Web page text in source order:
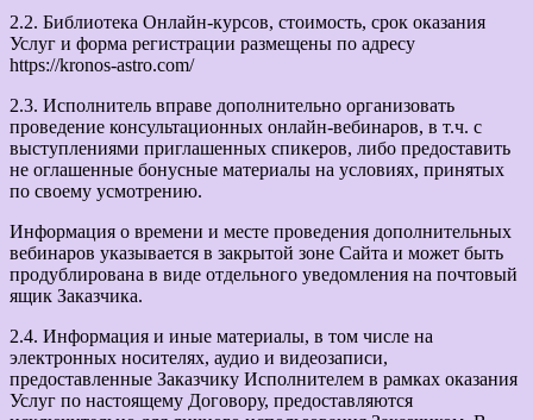
2.2. Библиотека Онлайн-курсов, стоимость, срок оказания
Услуг и форма регистрации размещены по адресу
https://kronos-astro.com/
2.3. Исполнитель вправе дополнительно организовать
проведение консультационных онлайн-вебинаров, в т.ч. с
выступлениями приглашенных спикеров, либо предоставить
не оглашенные бонусные материалы на условиях, принятых
по своему усмотрению.
Информация о времени и месте проведения дополнительных
вебинаров указывается в закрытой зоне Сайта и может быть
продублирована в виде отдельного уведомления на почтовый
ящик Заказчика.
2.4. Информация и иные материалы, в том числе на
электронных носителях, аудио и видеозаписи,
предоставленные Заказчику Исполнителем в рамках оказания
Услуг по настоящему Договору, предоставляются